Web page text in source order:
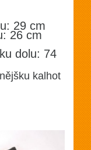
29 cm
26 cm
dolu: 74
kalhot